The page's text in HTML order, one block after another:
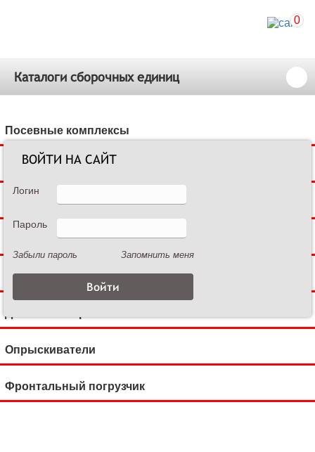
0
Каталоги сборочных единиц
Посевные комплексы
Сеялки зерновые
Сеялки пропашные
Культиваторы междурядные
Культиваторы сплошной обработки
Опрыскиватели
Фронтальный погрузчик
ВОЙТИ НА САЙТ
Логин
Пароль
Забыли пароль Запомнить меня